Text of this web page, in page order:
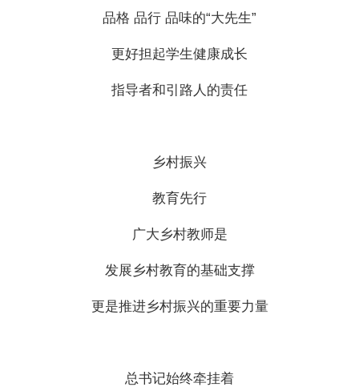
品格 品行 品味的“大先生”
更好担起学生健康成长
指导者和引路人的责任
乡村振兴
教育先行
广大乡村教师是
发展乡村教育的基础支撑
更是推进乡村振兴的重要力量
总书记始终牵挂着